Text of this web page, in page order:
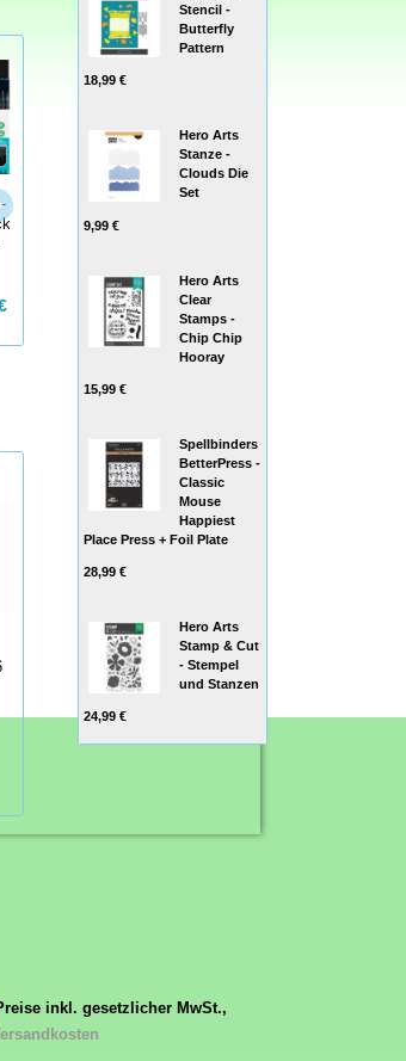
Faber-Castell -
Edition 12er
9,50 €
Stencil -
Butterfly
Pattern
18,99 €
Hero Arts
Stanze -
Clouds Die
Set
9,99 €
Hero Arts
Clear
Stamps -
Chip Chip
Hooray
15,99 €
Spellbinders
BetterPress -
Classic
Mouse
Happiest
Place Press + Foil Plate
28,99 €
Hero Arts
Stamp & Cut
- Stempel
und Stanzen
24,99 €
inkl. gesetzlicher MwSt.,